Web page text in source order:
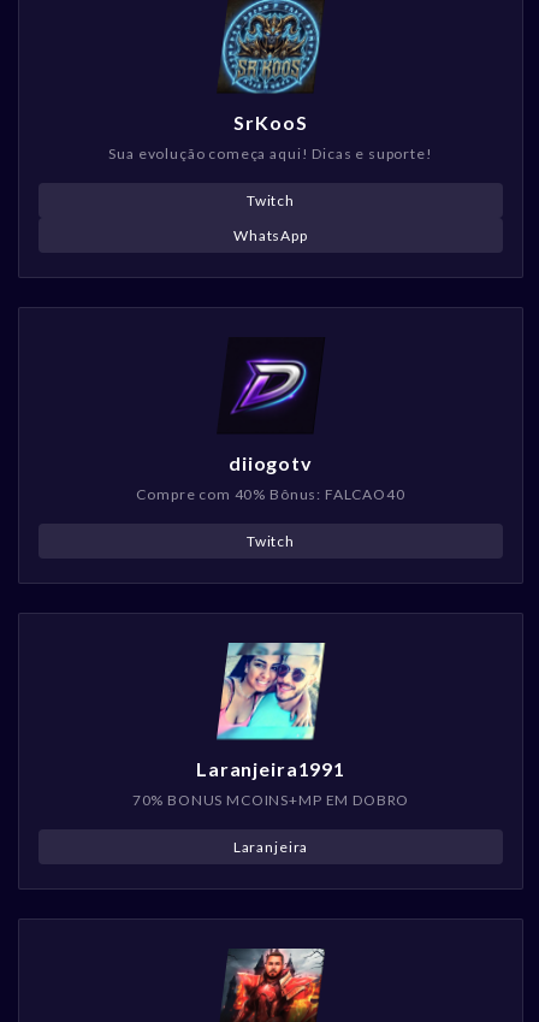
SrKooS
Sua evolução começa aqui! Dicas e suporte!
Twitch
WhatsApp
diiogotv
Compre com 40% Bônus: FALCAO40
Twitch
Laranjeira1991
70% BONUS MCOINS+MP EM DOBRO
Laranjeira